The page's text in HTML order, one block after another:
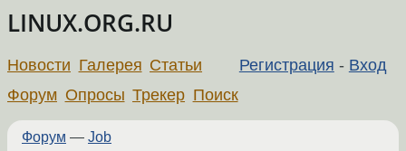
LINUX.ORG.RU
Регистрация - Вход
Новости Галерея Статьи
Форум Опросы Трекер Поиск
Форум — Job